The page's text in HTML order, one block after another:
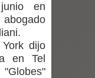
contra
fuera a
en
abogado
dijo
en Tel